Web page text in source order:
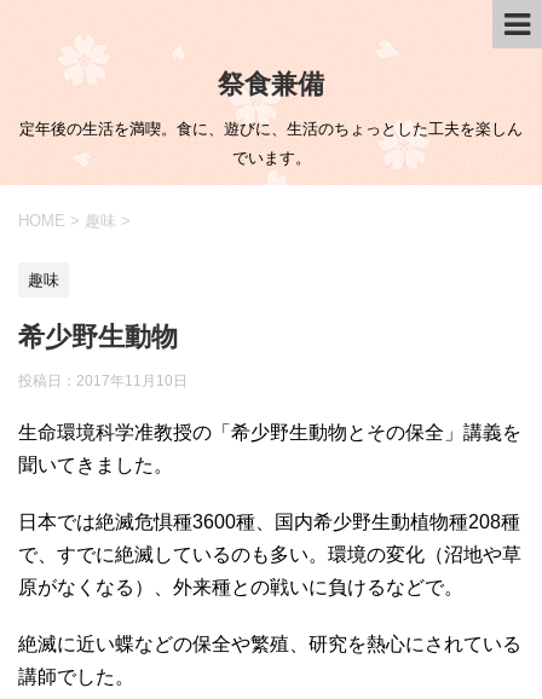
祭食兼備
定年後の生活を満喫。食に、遊びに、生活のちょっとした工夫を楽しん
でいます。
HOME > 趣味 >
趣味
希少野生動物
投稿日： 2017年11月10日
生命環境科学准教授の「希少野生動物とその保全」講義を
聞いてきました。
日本では絶滅危惧種3600種、国内希少野生動植物種208種
で、すでに絶滅しているのも多い。環境の変化（沼地や草
原がなくなる）、外来種との戦いに負けるなどで。
絶滅に近い蝶などの保全や繁殖、研究を熱心にされている
講師でした。